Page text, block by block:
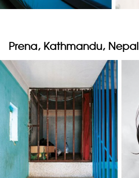
Prena, Kathmandu, Nepal